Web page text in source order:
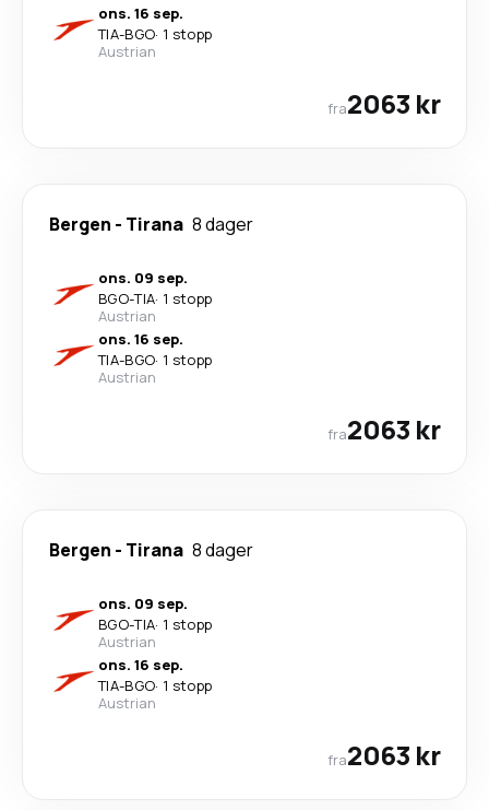
ons. 16 sep.
TIA-BGO· 1 stopp
Austrian
fra2063 kr
Bergen - Tirana 8 dager
ons. 09 sep.
BGO-TIA· 1 stopp
Austrian
ons. 16 sep.
TIA-BGO· 1 stopp
Austrian
fra2063 kr
Bergen - Tirana 8 dager
ons. 09 sep.
BGO-TIA· 1 stopp
Austrian
ons. 16 sep.
TIA-BGO· 1 stopp
Austrian
fra2063 kr